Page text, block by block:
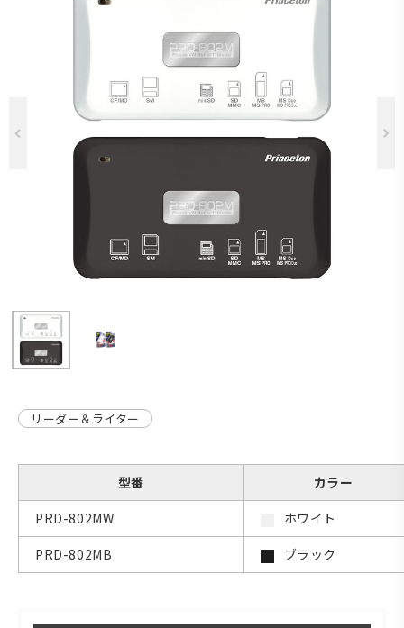
Previous
リーダー＆ライター
型番
カラー
PRD-802MW
ホワイト
PRD-802MB
ブラック